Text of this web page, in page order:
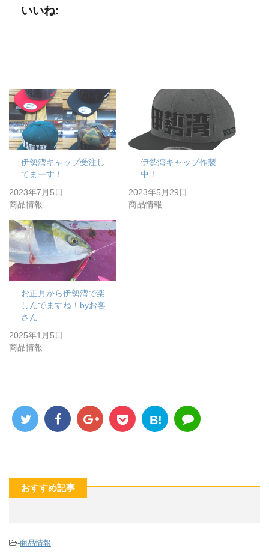
いいね:
伊勢湾キャップ受注し
てまーす！
2023年7月5日
商品情報
伊勢湾キャップ作製
中！
2023年5月29日
商品情報
お正月から伊勢湾で楽
しんでますね！byお客
さん
2025年1月5日
商品情報
B!
おすすめ記事
-商品情報